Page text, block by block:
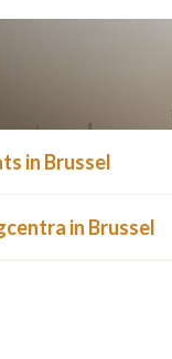
in Brussel
in Brussel